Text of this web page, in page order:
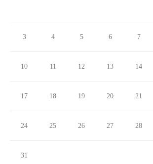
3 4 5 6 7
10 11 12 13 14
17 18 19 20 21
24 25 26 27 28
31